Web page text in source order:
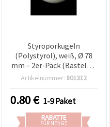
Styroporkugeln
(Polystyrol), weiß, Ø 78
mm – 2er-Pack (Bastel- &
Deko-Kugeln)
Artikelnummer: 801312
0.80€ 1-9 Paket
RABATTE
FÜR MENGE